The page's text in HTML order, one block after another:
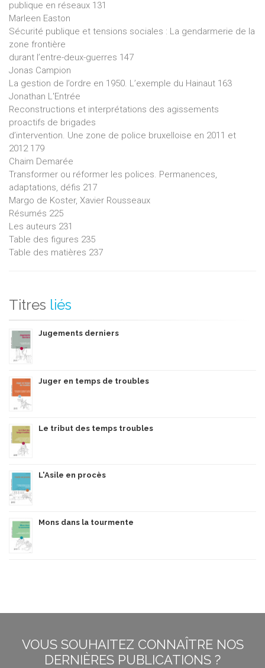
publique en réseaux 131
Marleen Easton
Sécurité publique et tensions sociales : La gendarmerie de la
zone frontière
durant l’entre-deux-guerres 147
Jonas Campion
La gestion de l’ordre en 1950. L’exemple du Hainaut 163
Jonathan L'Entrée
Reconstructions et interprétations des agissements
proactifs de brigades
d’intervention. Une zone de police bruxelloise en 2011 et
2012 179
Chaim Demarée
Transformer ou réformer les polices. Permanences,
adaptations, défis 217
Margo de Koster, Xavier Rousseaux
Résumés 225
Les auteurs 231
Table des figures 235
Table des matières 237
Titres liés
Jugements derniers
Juger en temps de troubles
Le tribut des temps troubles
L'Asile en procès
Mons dans la tourmente
VOUS SOUHAITEZ CONNAÎTRE NOS
DERNIÈRES PUBLICATIONS ?